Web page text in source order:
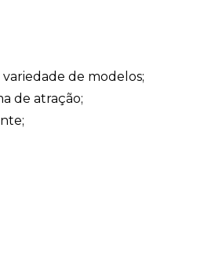
de modelos;
de atração;